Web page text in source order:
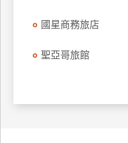
國星商務旅店
聖亞哥旅館